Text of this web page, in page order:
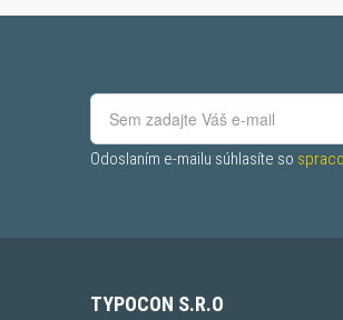
Odoslaním e-mailu súhlasíte so
TYPOCON S.R.O